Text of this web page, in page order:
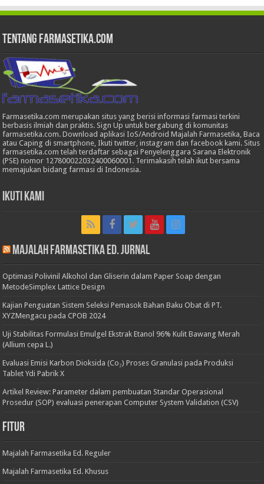
Tentang Farmasetika.com
Farmasetika.com merupakan situs yang berisi informasi farmasi terkini
berbasis ilmiah dan praktis. Sign Up untuk bergabung di komunitas
farmasetika.com. Download aplikasi IoS/Android Majalah Farmasetika, Baca
atau Caping di smartphone, Ikuti twitter, instagram dan facebook kami. Situs
farmasetika.com telah terdaftar sebagai Penyelenggara Sarana Elektronik
(PSE) nomor 127800022032400060001. Terimakasih telah ikut bersama
memajukan bidang farmasi di Indonesia.
Ikuti Kami
Majalah Farmasetika Ed. Jurnal
Optimasi Polivinil Alkohol dan Gliserin dalam Paper Soap dengan
MetodeSimplex Lattice Design
Kajian Penguatan Sistem Seleksi Pemasok Bahan Baku Obat di PT.
XYZMengacu pada CPOB 2024
Uji Stabilitas Formulasi Emulgel Ekstrak Etanol 96% Kulit Bawang Merah
(Allium cepa L.)
Evaluasi Emisi Karbon Dioksida (Co₂) Proses Granulasi pada Produksi
Tablet Ydi Pabrik X
Artikel Review: Parameter dalam pembuatan Standar Operasional
Prosedur (SOP) evaluasi penerapan Computer System Validation (CSV)
Fitur
Majalah Farmasetika Ed. Reguler
Majalah Farmasetika Ed. Khusus